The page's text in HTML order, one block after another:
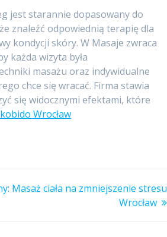
jest starannie dopasowany do
znaleźć odpowiednią terapię dla
kondycji skóry. W Masaje zwraca
każda wizyta była
masażu oraz indywidualne
chce się wracać. Firma stawia
się widocznymi efektami, które
Wrocław
Następny
Masaż ciała na zmniejszenie stresu
Wrocław